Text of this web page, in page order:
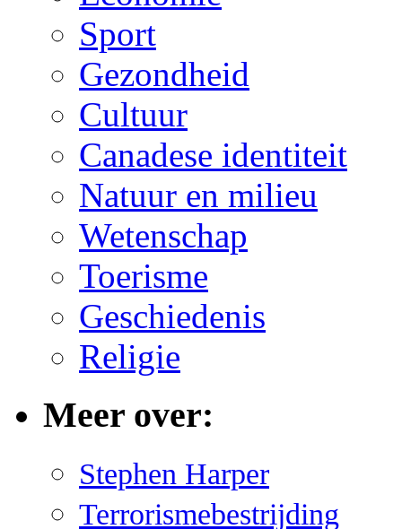
Sport
Gezondheid
Cultuur
Canadese identiteit
Natuur en milieu
Wetenschap
Toerisme
Geschiedenis
Religie
Meer over:
Stephen Harper
Terrorismebestrijding